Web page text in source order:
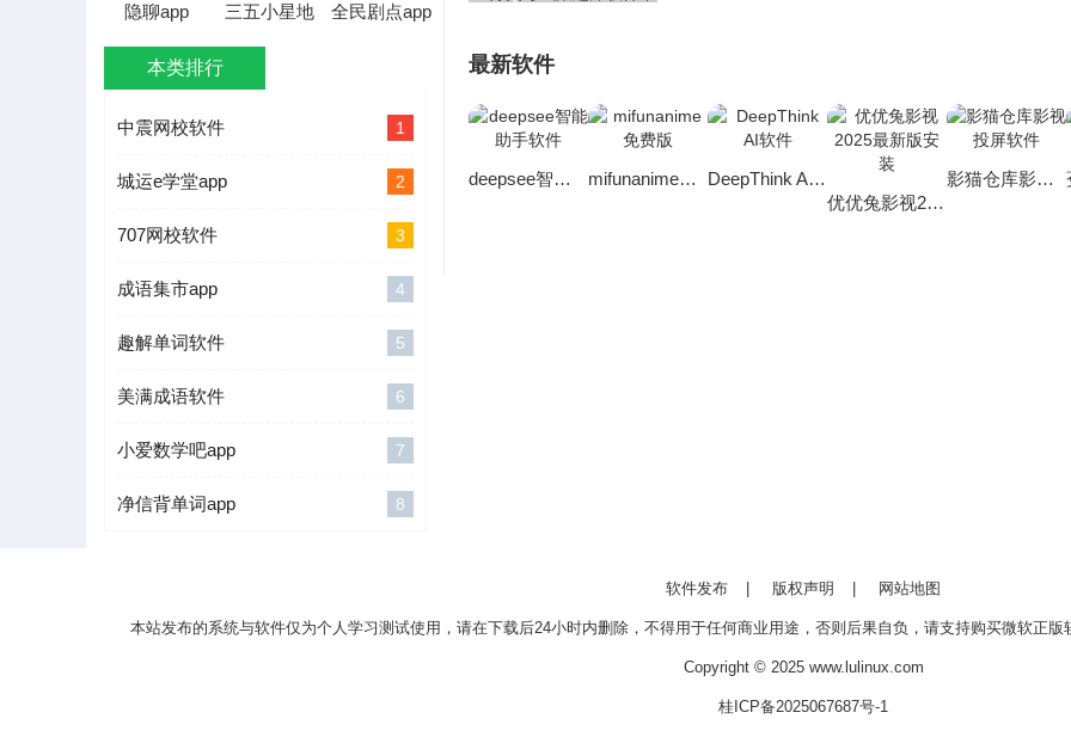
隐聊app
三五小星地
全民剧点app
本类排行
1
中震网校软件
2
城运e学堂app
3
707网校软件
4
成语集市app
5
趣解单词软件
6
美满成语软件
7
小爱数学吧app
8
净信背单词app
最新软件
deepsee智能助手软件 mifunanime免费版
DeepThink AI软件
优优兔影视2025最新版安装
影猫仓库影视投屏软件
软件发布 版权声明 网站地图
本站发布的系统与软件仅为个人学习测试使用，请在下载后24小时内删除，不得用于任何商业用途，否则后果自负，请支持购买微软正
Copyright © 2025 www.lulinux.com
桂ICP备2025067687号-1